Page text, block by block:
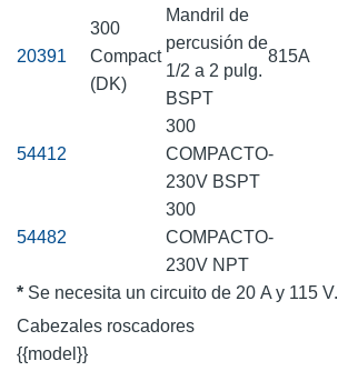
20391
300
Compact
(DK)
Mandril de
percusión de
1/2 a 2 pulg.
BSPT
815A
54412
300
COMPACTO
230V BSPT
-
54482
300
COMPACTO
230V NPT
-
* Se necesita un circuito de 20 A y 115 V.
Cabezales roscadores
{{model}}